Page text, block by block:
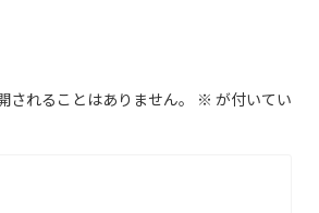
されることはありません。 ※ が付いてい